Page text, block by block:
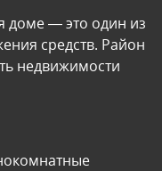
доме — это один из
средств. Район
недвижимости